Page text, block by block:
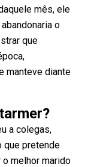
mês, ele
o
que
manteve diante
a colegas,
que pretende
o melhor marido